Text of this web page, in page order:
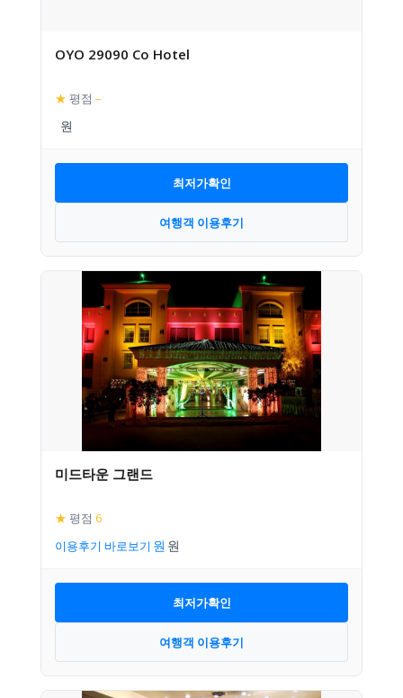
OYO 29090 Co Hotel
★ 평점 –
최저가확인
여행객 이용후기
미드타운 그랜드
★ 평점 6
이용후기 바로보기
최저가확인
여행객 이용후기